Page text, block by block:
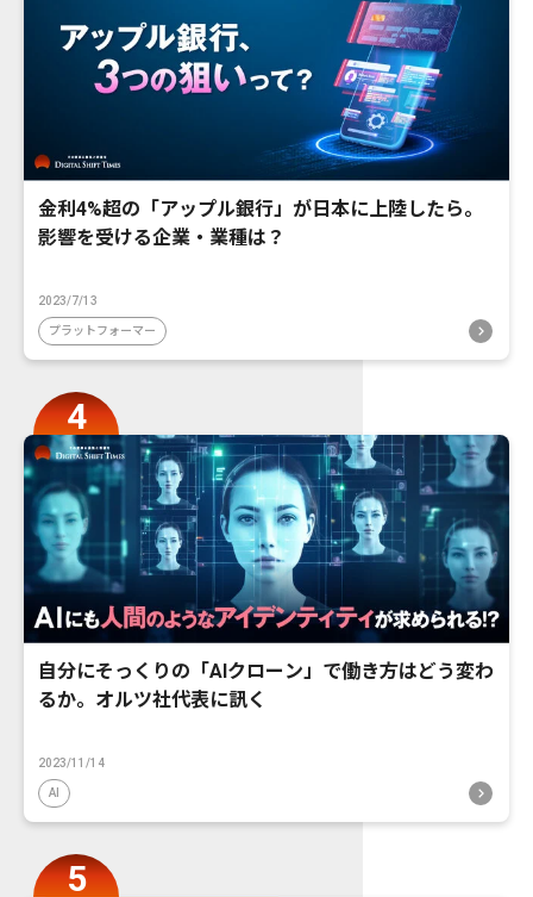
金利4%超の「アップル銀行」が日本に上陸したら。
影響を受ける企業・業種は？
2023/7/13
プラットフォーマー
自分にそっくりの「AIクローン」で働き方はどう変わ
るか。オルツ社代表に訊く
2023/11/14
AI